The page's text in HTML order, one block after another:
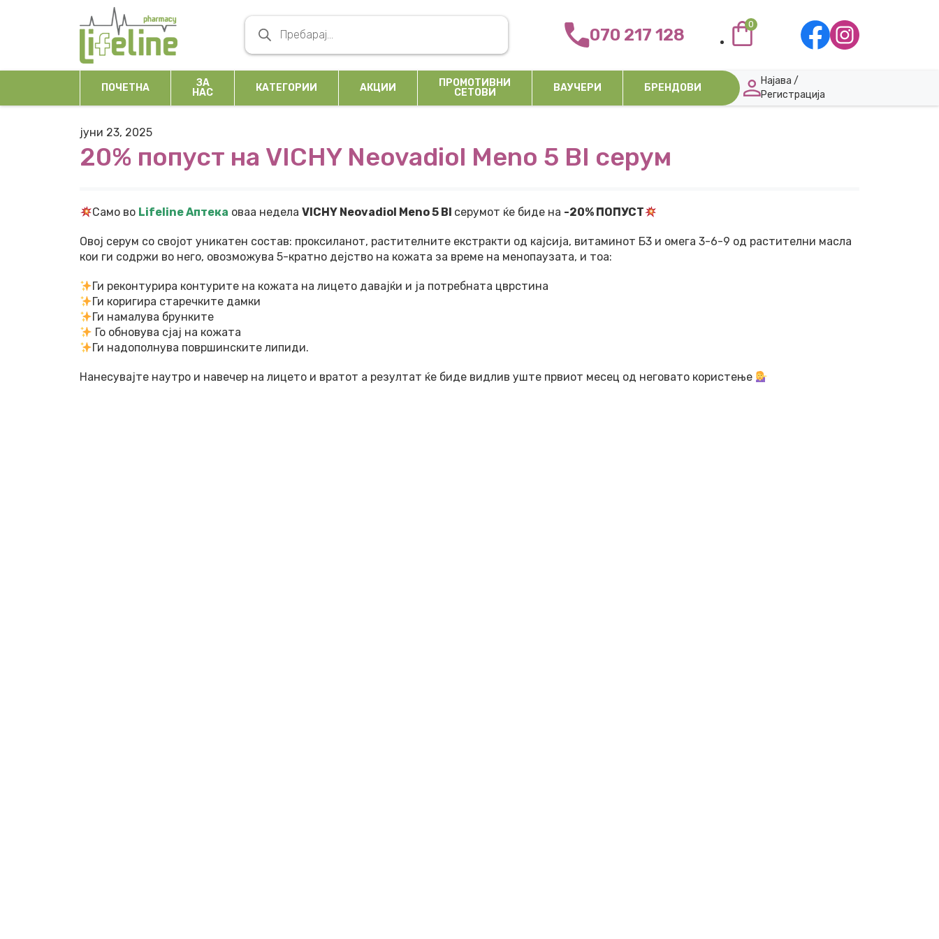
Main Navigation
Products search
070 217 128
0
ПОЧЕТНА
ЗА
НАС
КАТЕГОРИИ АКЦИИ
ПРОМОТИВНИ
СЕТОВИ
ВАУЧЕРИ БРЕНДОВИ
Најава /
Регистрација
јуни 23, 2025
20% попуст на VICHY Neovadiol Meno 5 BI серум
Само во Lifeline Аптека оваа неделаVICHY Neovadiol Meno 5 BI серумот ќе биде на -20% ПОПУСТ
Овој серум со својот уникатен состав: проксиланот, растителните екстракти од кајсија, витаминот Б3 и омега 3-6-9 од растителни масла
кои ги содржи во него, овозможува 5-кратно дејство на кожата за време на менопаузата, и тоа:
Ги реконтурира контурите на кожата на лицето давајќи и ја потребната цврстина
Ги коригира старечките дамки
Ги намалува брунките
Го обновува cjaj на кожата
Ги надополнува површинските липиди.
Нанесувајте наутро и навечер на лицето и вратот а резултат ќе биде видлив уште првиот месец од неговато користење